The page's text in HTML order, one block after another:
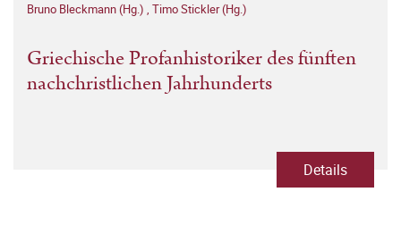
Bruno Bleckmann (Hg.) , Timo Stickler (Hg.)
Griechische Profanhistoriker des fünften
nachchristlichen Jahrhunderts
Details